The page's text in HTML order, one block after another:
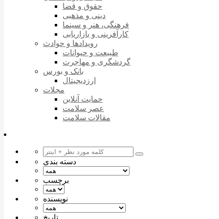
حقوق و قضا
دینی و مذهبی
فرهنگی، هنر و سینما
کارآفرینی و بازاریابی
رویدادها و حوادث
طبیعت و حیوانات
گردشگری و مهاجرت
بانک و بورس
ارزدیجیتال
مجلات
حمایت آنلاین
عصر سلامت
مقالات سلامت
دسته بندی
برچسب
نویسنده
تاریخ